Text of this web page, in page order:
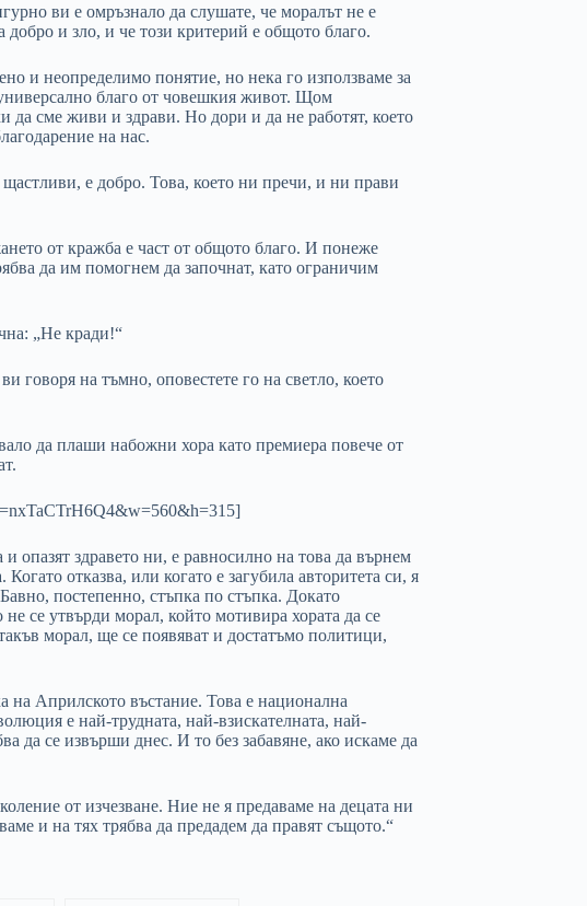
ви е омръзнало да слушате, че моралът не е
и зло, и че този критерий е общото благо.
и неопределимо понятие, но нека го използваме за
благо от човешкия живот. Щом
да сме живи и здрави. Но дори и да не работят, което
на нас.
е добро. Това, което ни пречи, и ни прави
от кражба е част от общото благо. И понеже
да им помогнем да започнат, като ограничим
„Не кради!“
говоря на тъмно, оповестете го на светло, което
да плаши набожни хора като премиера повече от
опазят здравето ни, е равносилно на това да върнем
отказва, или когато е загубила авторитета си, я
постепенно, стъпка по стъпка. Докато
се утвърди морал, който мотивира хората да се
морал, ще се появяват и достатъмо политици,
Априлското въстание. Това е национална
е най-трудната, най-взискателната, най-
да се извърши днес. И то без забавяне, ако искаме да
от изчезване. Ние не я предаваме на децата ни
и на тях трябва да предадем да правят същото.“